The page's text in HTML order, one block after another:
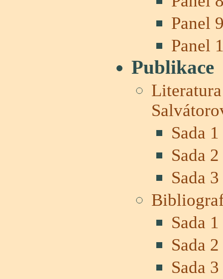
Panel
Panel
Publikace
Sada 1
Sada 2
Sada 3
Sada 1
Sada 2
Sada 3